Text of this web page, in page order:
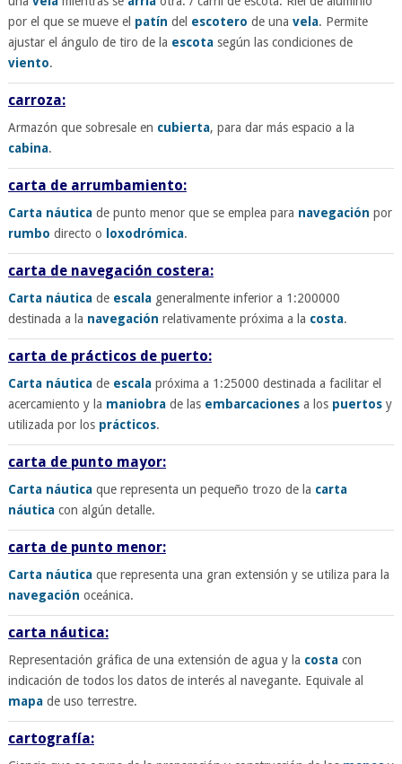
por el que se mueve el patín del escotero de una vela. Permite
ajustar el ángulo de tiro de la escotasegún las condiciones de
viento.
carroza:
Armazón que sobresale en cubierta, para dar más espacio a la
cabina.
carta de arrumbamiento:
Carta náuticade punto menor que se emplea para navegación por
rumbo directo o loxodrómica.
carta de navegación costera:
Carta náuticade escalageneralmente inferior a 1:200000
destinada a la navegación relativamente próxima a la costa.
carta de prácticos de puerto:
Carta náuticade escalapróxima a 1:25000 destinada a facilitar el
acercamiento y la maniobrade las embarcacionesa los puertosy
utilizada por los prácticos.
carta de punto mayor:
Carta náuticaque representa un pequeño trozo de la carta
náuticacon algún detalle.
carta de punto menor:
Carta náuticaque representa una gran extensión y se utiliza para la
navegación oceánica.
carta náutica:
Representación gráfica de una extensión de agua y la costacon
indicación de todos los datos de interés al navegante. Equivale al
mapade uso terrestre.
cartografía: